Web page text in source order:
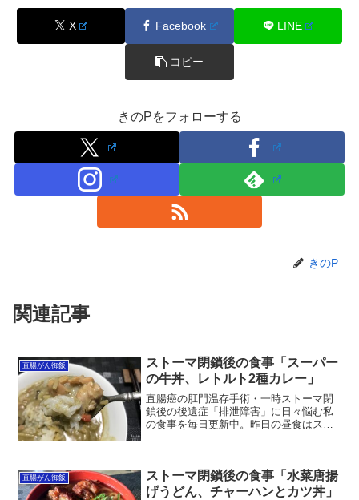
X Facebook LINE
コピー
きのPをフォローする
きのP
関連記事
直腸がん御飯
ストーマ閉鎖後の食事「スーパー
の牛丼、レトルト2種カレー」
直腸癌の肛門温存手術・一時ストーマ閉
鎖後の後遺症「排泄障害」に日々悩む私
の食事を毎日更新中。昨日の昼食はスー
で買った牛丼。夕...
直腸がん御飯
ストーマ閉鎖後の食事「水菜唐揚
げうどん、チャーハンとカツ丼」